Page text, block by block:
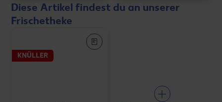
Diese Artikel findest du an unserer
Frischetheke
KNÜLLER